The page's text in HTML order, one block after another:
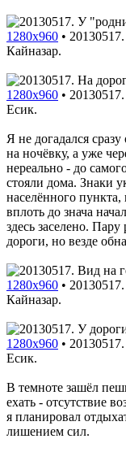
1280x960 •
Кайназар.
1280x960 •
Есик.
Я не догадался
на ночёвку, а уже
нереально - до
стояли дома. Знаки
населённого
вплоть до знача
здесь заселено.
дороги, но везде
1280x960 •
Кайназар.
1280x960 •
Есик.
В темноте зашёл
ехать - отсутствие
я планировал
лишением сил.